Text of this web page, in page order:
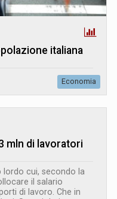
italiana
Economia
mln di lavoratori
lordo cui, secondo la
il salario
di lavoro. Che in